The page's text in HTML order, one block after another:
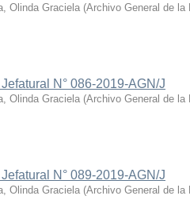
Olinda Graciela (Archivo General de la
N° 086-2019-AGN/J
Olinda Graciela (Archivo General de la
N° 089-2019-AGN/J
Olinda Graciela (Archivo General de la